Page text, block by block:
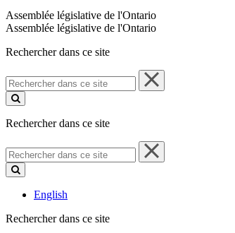
Assemblée législative de l'Ontario
Assemblée législative de l'Ontario
Rechercher dans ce site
Rechercher
dans
ce
Rechercher dans ce site
Rechercher
dans
ce
English
Rechercher dans ce site